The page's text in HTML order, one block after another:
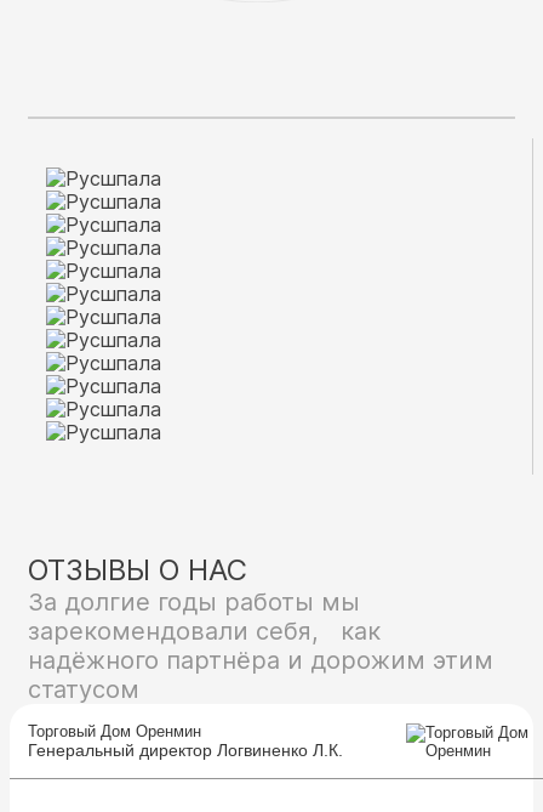
ОТЗЫВЫ О НАС
За долгие годы работы мы
зарекомендовали себя, как
надёжного партнёра и дорожим этим
статусом
Торговый Дом Оренмин
Генеральный директор Логвиненко Л.К.